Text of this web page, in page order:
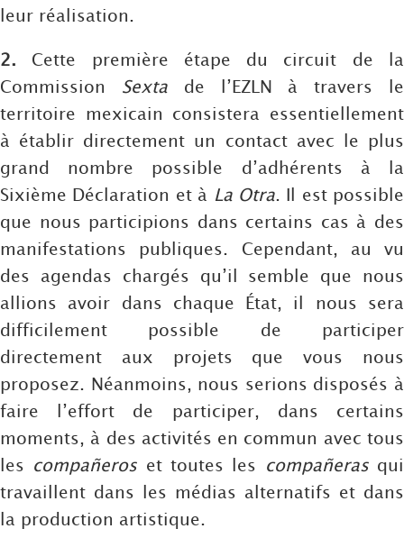
leur réalisation.
2. Cette première étape du circuit de la
Commission Sextade l’EZLN à travers le
territoire mexicain consistera essentiellement
à établir directement un contact avec le plus
grand nombre possible d’adhérents à la
Sixième Déclaration et à La Otra. Il est possible
que nous participions dans certains cas à des
manifestations publiques. Cependant, au vu
des agendas chargés qu’il semble que nous
allions avoir dans chaque État, il nous sera
difficilement possible de participer
directement aux projets que vous nous
proposez. Néanmoins, nous serions disposés à
faire l’effort de participer, dans certains
moments, à des activités en commun avec tous
les compañeros et toutes les compañerasqui
travaillent dans les médias alternatifs et dans
la production artistique.